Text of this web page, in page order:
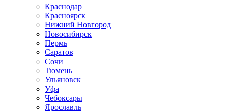
Краснодар
Красноярск
Нижний Новгород
Новосибирск
Пермь
Саратов
Сочи
Тюмень
Ульяновск
Уфа
Чебоксары
Ярославль